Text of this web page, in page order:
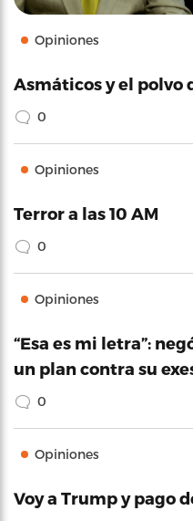
Opiniones
Asmáticos y el polvo
0
Opiniones
Terror a las 10 AM
0
Opiniones
“Esa es mi letra”:
un plan contra su
0
Opiniones
Voy a Trump y pago